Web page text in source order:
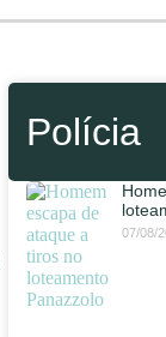
Polícia
07/08/